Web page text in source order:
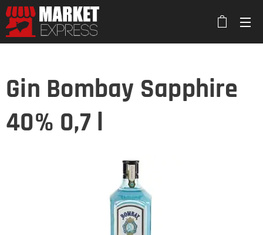
Gin Bombay Sapphire
40% 0,7 l